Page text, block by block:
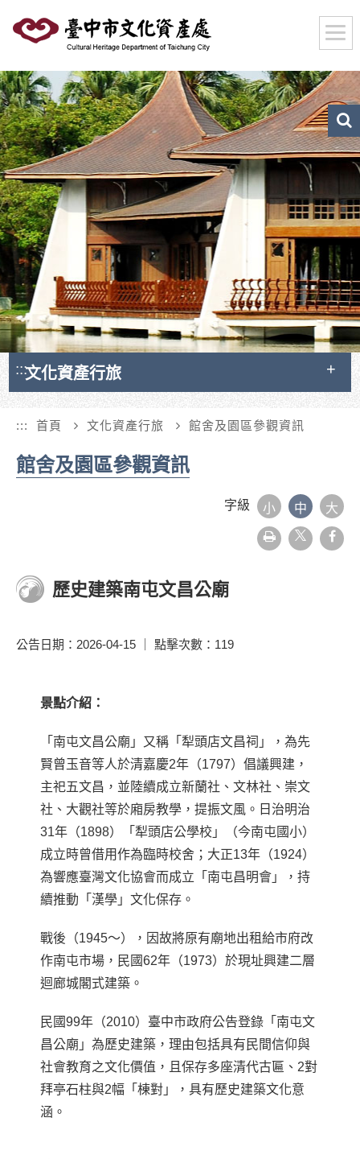
要
內
容
區
塊
:::文化資產行旅
::: 首頁 文化資產行旅 館舍及園區參觀資訊
館舍及園區參觀資訊
字級 小 中 大
友
善
歷史建築南屯文昌公廟
公告日期：2026-04-15 ｜ 點擊次數：119
景點介紹：
「南屯文昌公廟」又稱「犁頭店文昌祠」，為先
賢曾玉音等人於清嘉慶2年（1797）倡議興建，
主祀五文昌，並陸續成立新蘭社、文林社、崇文
社、大觀社等於廂房教學，提振文風。日治明治
31年（1898）「犁頭店公學校」（今南屯國小）
成立時曾借用作為臨時校舍；大正13年（1924）
為響應臺灣文化協會而成立「南屯昌明會」，持
續推動「漢學」文化保存。
戰後（1945～），因故將原有廟地出租給市府改
作南屯市場，民國62年（1973）於現址興建二層
迴廊城閣式建築。
民國99年（2010）臺中市政府公告登錄「南屯文
昌公廟」為歷史建築，理由包括具有民間信仰與
社會教育之文化價值，且保存多座清代古匾、2對
拜亭石柱與2幅「棟對」，具有歷史建築文化意
涵。
文
化
資
搜
尋